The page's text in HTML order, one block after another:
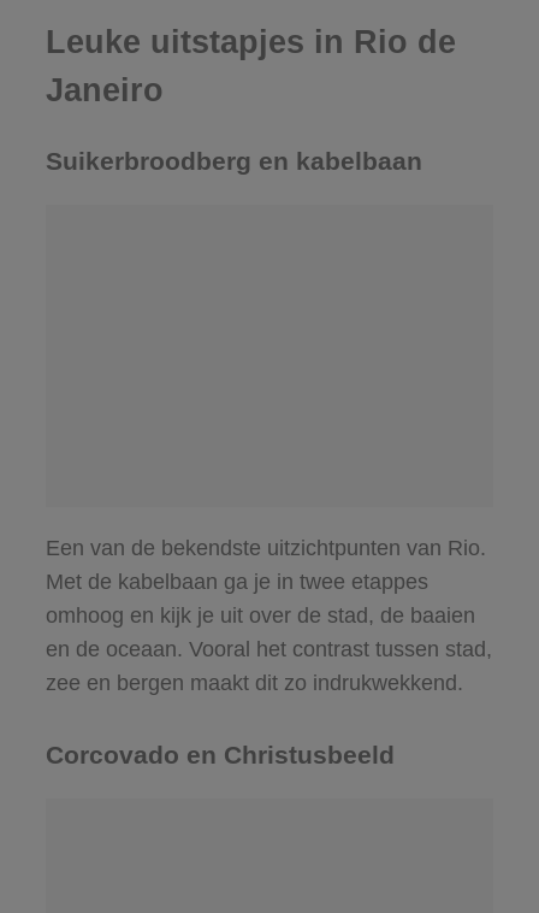
Leuke uitstapjes in Rio de
Janeiro
Suikerbroodberg en kabelbaan
Een van de bekendste uitzichtpunten van Rio.
Met de kabelbaan ga je in twee etappes
omhoog en kijk je uit over de stad, de baaien
en de oceaan. Vooral het contrast tussen stad,
zee en bergen maakt dit zo indrukwekkend.
Corcovado en Christusbeeld